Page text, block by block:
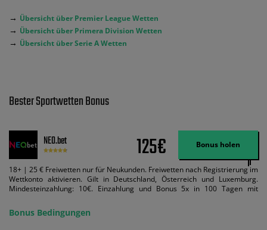
→ Übersicht über Premier League Wetten
→ Übersicht über Primera Division Wetten
→ Übersicht über Serie A Wetten
Bester Sportwetten Bonus
NEO.bet 125€ Bonus holen
18+ | 25 € Freiwetten nur für Neukunden. Freiwetten nach Registrierung im
Wettkonto aktivieren. Gilt in Deutschland, Österreich und Luxemburg.
Mindesteinzahlung: 10€. Einzahlung und Bonus 5x in 100 Tagen mit
Bedingungen können geändert werden. AGB gelten. Lizenziert; Hilfe bei
Suchtrisiken: buwei.de.
Bonus Bedingungen